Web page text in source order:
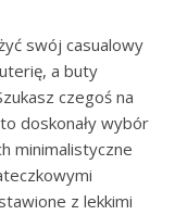
swój casualowy
a buty
czegoś na
doskonały wybór
minimalistyczne
z lekkimi